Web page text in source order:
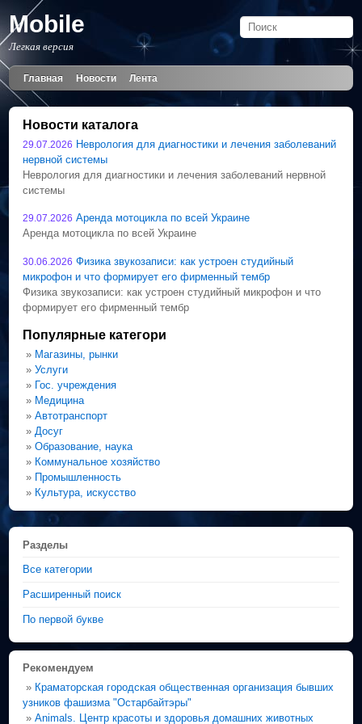
Mobile
Легкая версия
Главная Новости Лента
Новости каталога
29.07.2026 Неврология для диагностики и лечения заболеваний
нервной системы
Неврология для диагностики и лечения заболеваний нервной
системы
29.07.2026 Аренда мотоцикла по всей Украине
Аренда мотоцикла по всей Украине
30.06.2026 Физика звукозаписи: как устроен студийный
микрофон и что формирует его фирменный тембр
Физика звукозаписи: как устроен студийный микрофон и что
формирует его фирменный тембр
Популярные категори
» Магазины, рынки
»Услуги
» Гос. учреждения
» Медицина
»Автотранспорт
»Досуг
»Образование, наука
» Коммунальное хозяйство
» Промышленность
» Культура, искусство
Разделы
Все категории
Расширенный поиск
По первой букве
Рекомендуем
» Краматорская городская общественная организация бывших
узников фашизма "Остарбайтэры"
»Animals. Центр красоты и здоровья домашних животных